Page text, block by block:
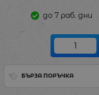
до 7 раб. дни
БЪРЗА ПОРЪЧКА